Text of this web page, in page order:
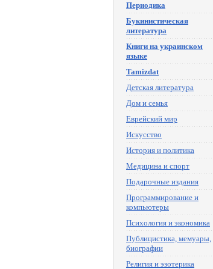
Периодика
Букинистическая
литература
Книги на украинском
языке
Tamizdat
Детская литература
Дом и семья
Еврейский мир
Искусство
История и политика
Медицина и спорт
Подарочные издания
Программирование и
компьютеры
Психология и экономика
Публицистика, мемуары,
биографии
Религия и эзотерика